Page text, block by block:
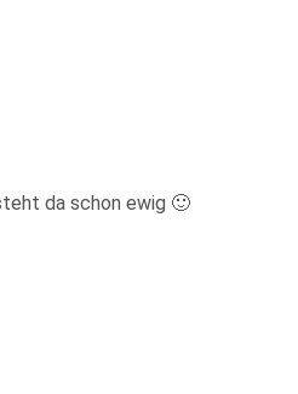
da schon ewig 🙂